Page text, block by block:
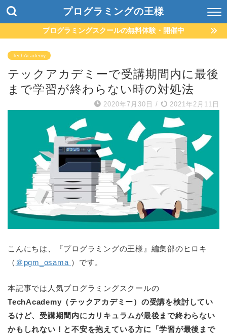
プログラミングの王様
プログラミングスクールの無料体験・開催中
TechAcademy
テックアカデミーで受講期間内に最後
まで学習が終わらない時の対処法
2020年7月30日 / 2021年2月11日
こんにちは、『プログラミングの王様』編集部のヒロキ
（ ＠pgm_osama ）です。
本記事では人気プログラミングスクールの
TechAcademy（テックアカデミー）の受講を検討してい
るけど、受講期間内にカリキュラムが最後まで終わらない
かもしれない！と不安を抱えている方に「学習が最後まで